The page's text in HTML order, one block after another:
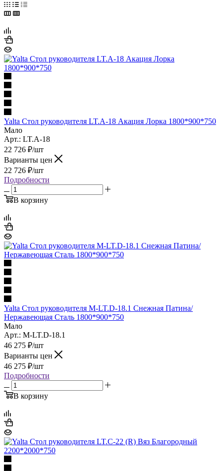
Yalta Стол руководителя LT.A-18 Акация Лорка 1800*900*750
Мало
Арт.: LT.A-18
22 726 ₽/шт
Варианты цен
22 726 ₽/шт
Подробности
В корзину
Yalta Стол руководителя M-LT.D-18.1 Снежная Патина/
Нержавеющая Сталь 1800*900*750
Мало
Арт.: M-LT.D-18.1
46 275 ₽/шт
Варианты цен
46 275 ₽/шт
Подробности
В корзину